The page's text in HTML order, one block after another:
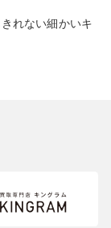
れない細かいキ
しています。
。色調などご不